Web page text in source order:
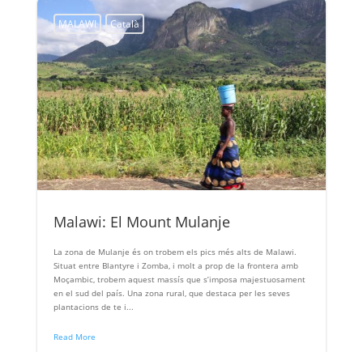
MALAWI Català
Malawi: El Mount Mulanje
La zona de Mulanje és on trobem els pics més alts de Malawi.
Situat entre Blantyre i Zomba, i molt a prop de la frontera amb
Moçambic, trobem aquest massís que s’imposa majestuosament
en el sud del país. Una zona rural, que destaca per les seves
plantacions de te i...
Read More